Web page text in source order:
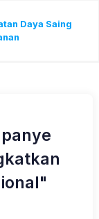
Daya Saing